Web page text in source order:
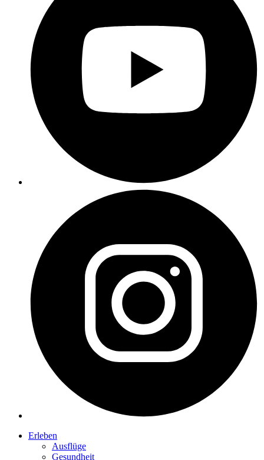
Erleben
Ausflüge
Gesundheit